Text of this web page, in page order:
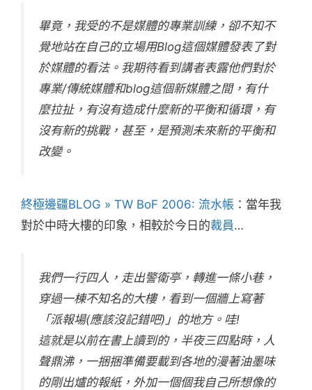
畢竟，我受的不是媒體的專業訓練，卻不知不
覺地站在自己的立場用Blog這個媒體發表了對
於媒體的看法。我期待看到講者表露他們對於
專業/傳統媒體和blog這個新媒體之間，有什
麼拉扯，有沒有造成什麼新的平衡和循環，有
沒有新的挑戰，甚至，是預測未來新的平衡和
改變。
終極邊疆BLOG » TW BoF 2006: 流水帳 ：當年我
對於中時大樓的印象，相較於今日的裁員…
我們一行四人，走出警衛亭，轉進一條小巷，
穿過一棟不知名的大樓，看到一個牆上寫著
「派報場(應該沒記錯吧)」的地方。哇!
這就是以前在書上讀到的，半夜三四點時，人
聲鼎沸，一捆捆準備要載到各地的漫著油墨味
的剛出爐的報紙，外加一個個我自己所想像的